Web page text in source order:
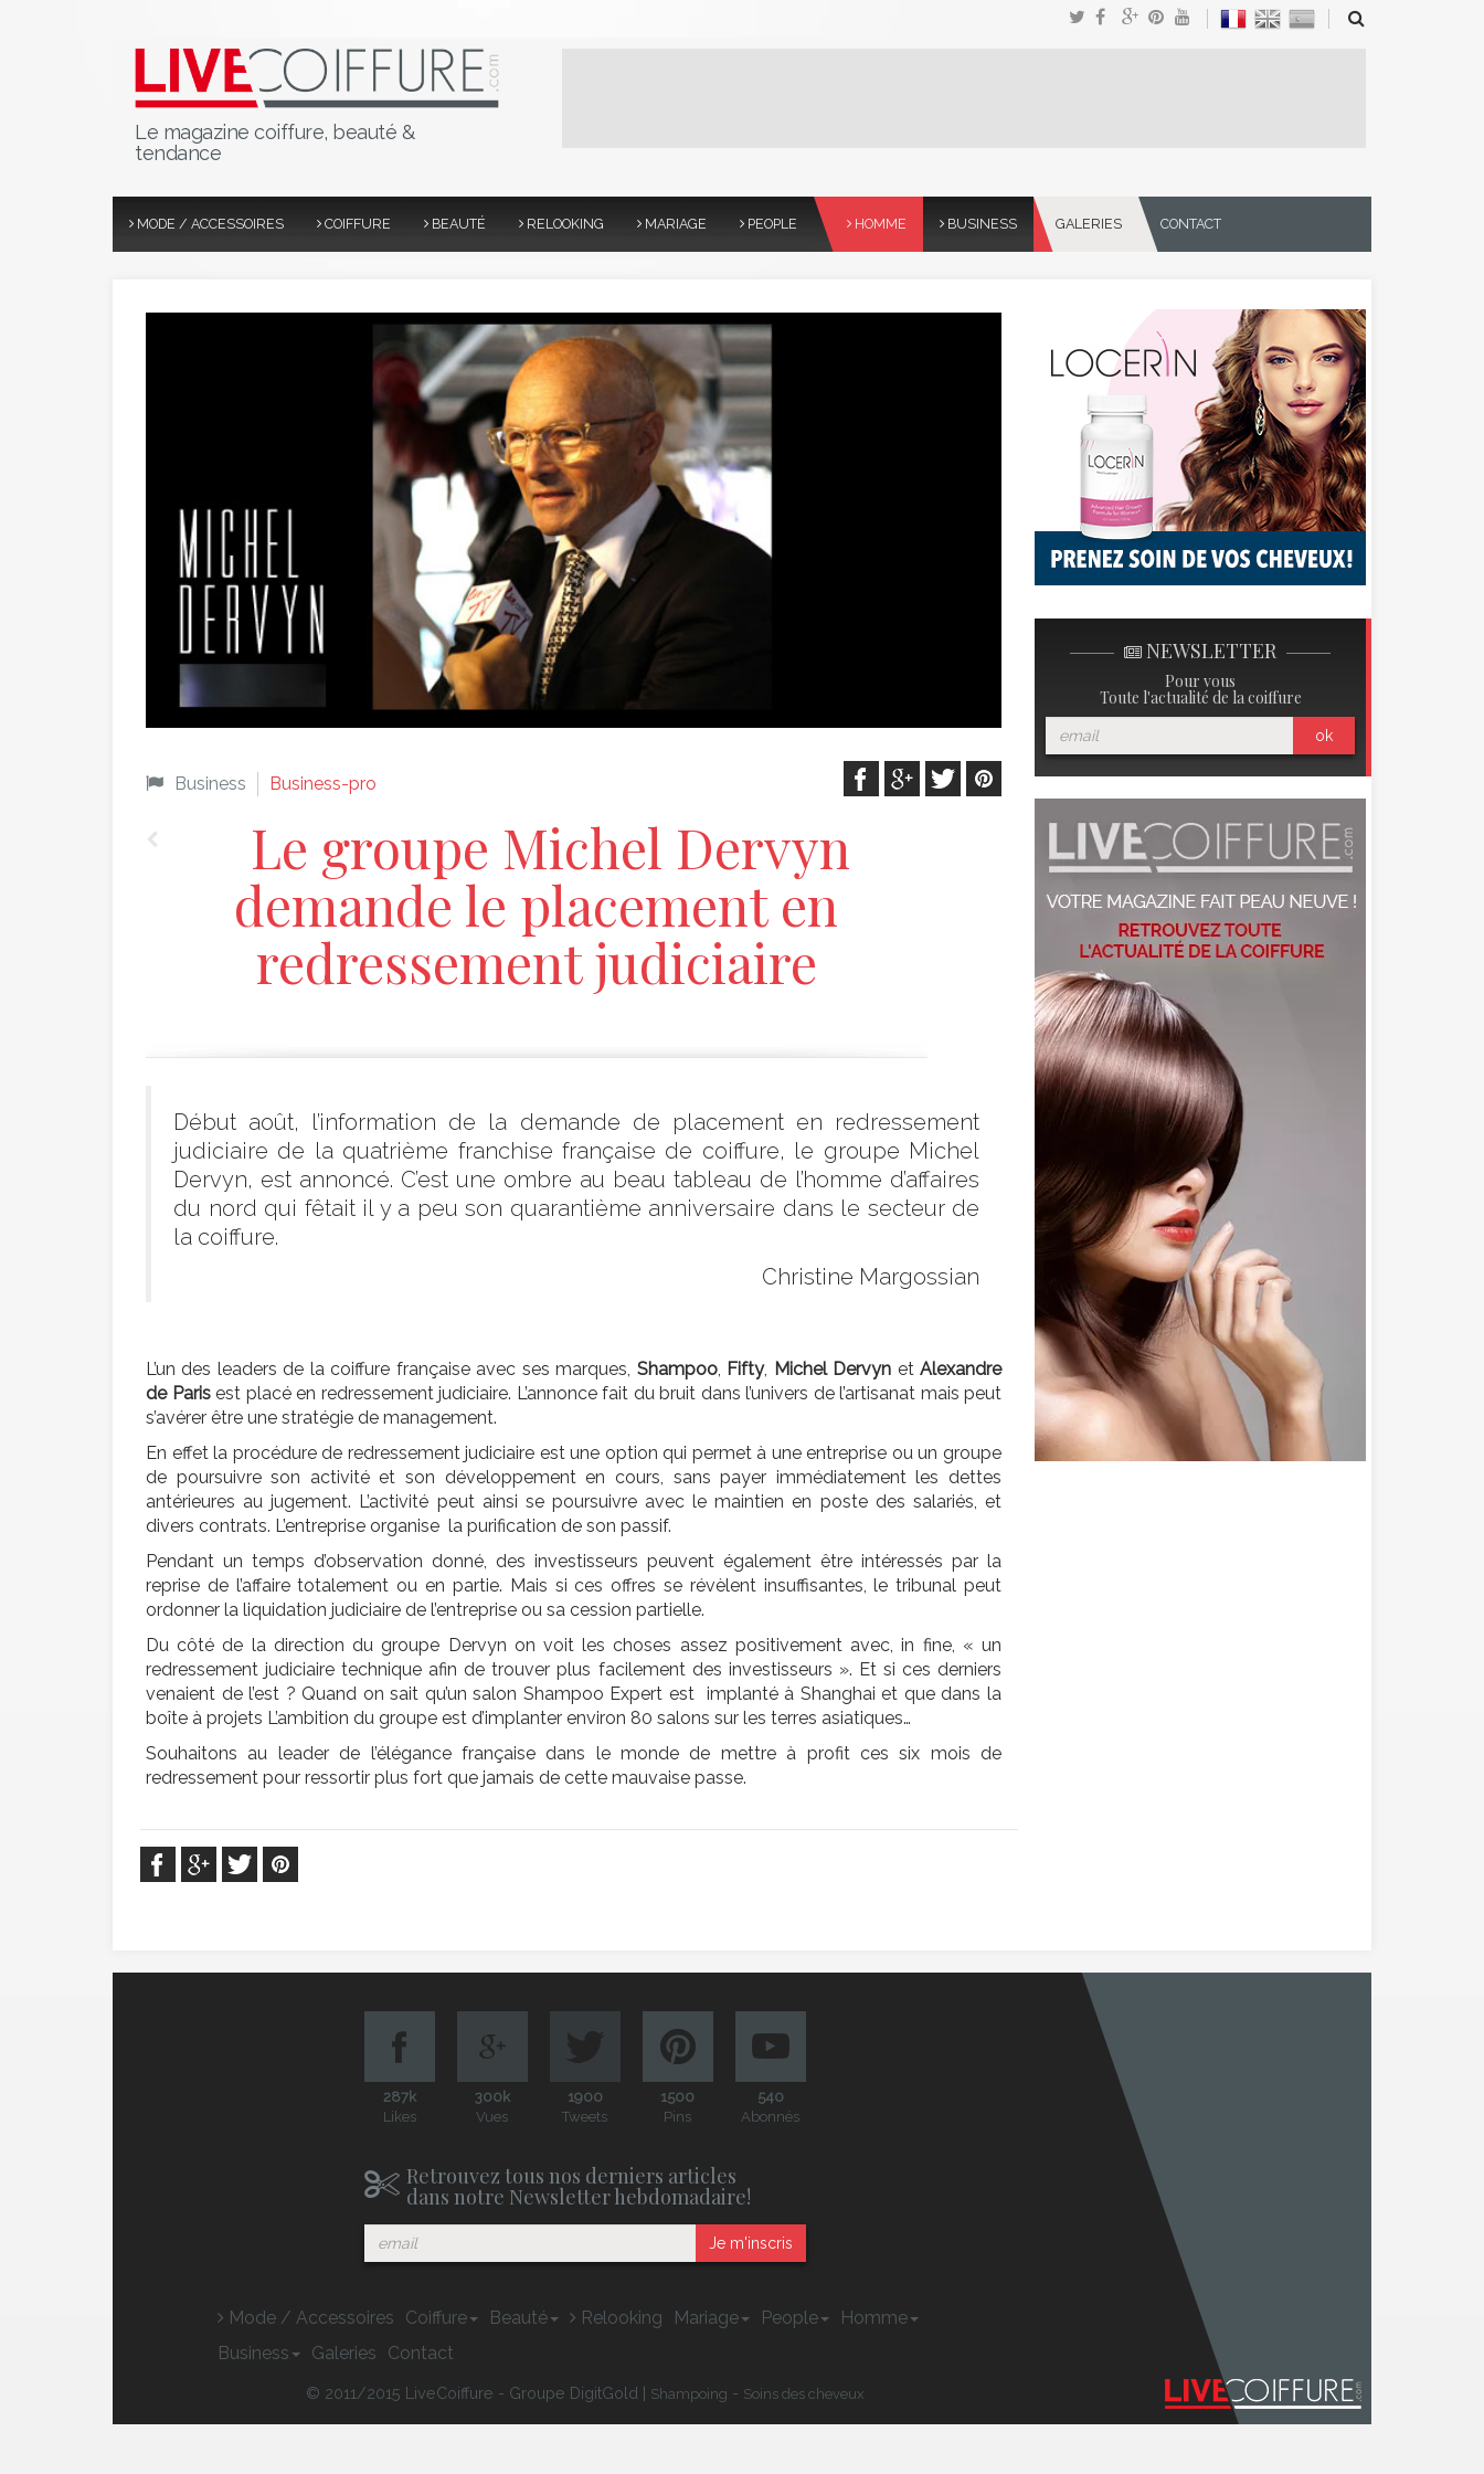
Le magazine coiffure, beauté &
tendance
MODE / ACCESSOIRES COIFFURE BEAUTÉ RELOOKING MARIAGE PEOPLE HOMME BUSINESS GALERIES CONTACT
Business Business-pro
Le groupe Michel Dervyn
demande le placement en
redressement judiciaire
Début août, l’information de la demande de placement en redressement
judiciaire de la quatrième franchise française de coiffure, le groupe Michel
Dervyn, est annoncé. C’est une ombre au beau tableau de l’homme d’affaires
du nord qui fêtait il y a peu son quarantième anniversaire dans le secteur de
la coiffure.
Christine Margossian
L’un des leaders de la coiffure française avec ses marques, Shampoo, Fifty, Michel Dervyn etAlexandre
de Parisest placé en redressement judiciaire. L’annonce fait du bruit dans l’univers de l’artisanat mais peut
s’avérer être une stratégie de management.
En effet la procédure de redressement judiciaire est une option qui permet à une entreprise ou un groupe
de poursuivre son activité et son développement en cours, sans payer immédiatement les dettes
antérieures au jugement. L’activité peut ainsi se poursuivre avec le maintien en poste des salariés, et
divers contrats. L’entreprise organise la purification de son passif.
Pendant un temps d’observation donné, des investisseurs peuvent également être intéressés par la
reprise de l’affaire totalement ou en partie. Mais si ces offres se révèlent insuffisantes, le tribunal peut
ordonner la liquidation judiciaire de l’entreprise ou sa cession partielle.
Du côté de la direction du groupe Dervyn on voit les choses assez positivement avec, in fine, « un
redressement judiciaire technique afin de trouver plus facilement des investisseurs ». Et si ces derniers
venaient de l’est ? Quand on sait qu’un salon Shampoo Expert est implanté à Shanghai et que dans la
boîte à projets L’ambition du groupe est d’implanter environ 80 salons sur les terres asiatiques…
Souhaitons au leader de l’élégance française dans le monde de mettre à profit ces six mois de
redressement pour ressortir plus fort que jamais de cette mauvaise passe.
NEWSLETTER
Pour vous
Toute l'actualité de la coiffure
ok
287k
Likes
300k
Vues
1900
Tweets
1500
Pins
540
Abonnés
Retrouvez tous nos derniers articles
dans notre Newsletter hebdomadaire!
Je m'inscris
Mode / Accessoires Coiffure Beauté Relooking Mariage People
Homme
Business
Galeries Contact
© 2011/2015 LiveCoiffure - Groupe DigitGold | Shampoing - Soins des cheveux